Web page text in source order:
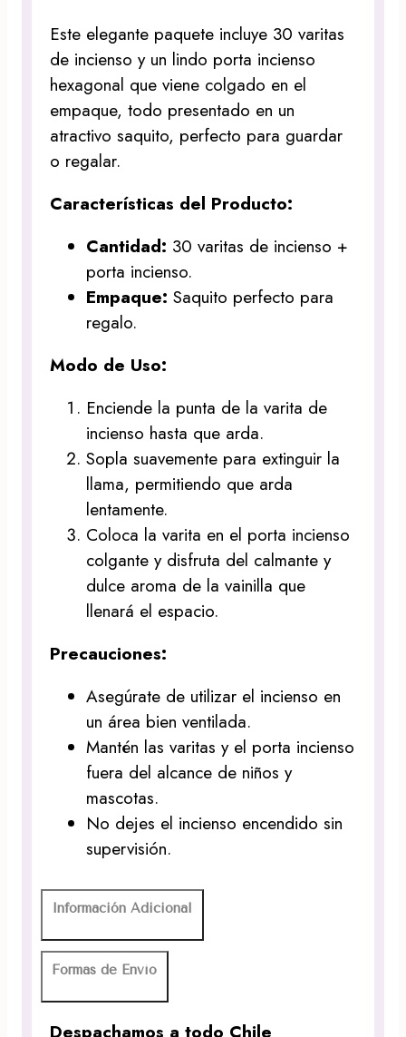
Este elegante paquete incluye 30 varitas
de incienso y un lindo porta incienso
hexagonal que viene colgado en el
empaque, todo presentado en un
atractivo saquito, perfecto para guardar
o regalar.
Características del Producto:
Cantidad: 30 varitas de incienso +
porta incienso.
Empaque: Saquito perfecto para
regalo.
Modo de Uso:
Enciende la punta de la varita de
incienso hasta que arda.
Sopla suavemente para extinguir la
llama, permitiendo que arda
lentamente.
Coloca la varita en el porta incienso
colgante y disfruta del calmante y
dulce aroma de la vainilla que
llenará el espacio.
Precauciones:
Asegúrate de utilizar el incienso en
un área bien ventilada.
Mantén las varitas y el porta incienso
fuera del alcance de niños y
mascotas.
No dejes el incienso encendido sin
supervisión.
Información Adicional
Formas de Envío
Despachamos a todo Chile